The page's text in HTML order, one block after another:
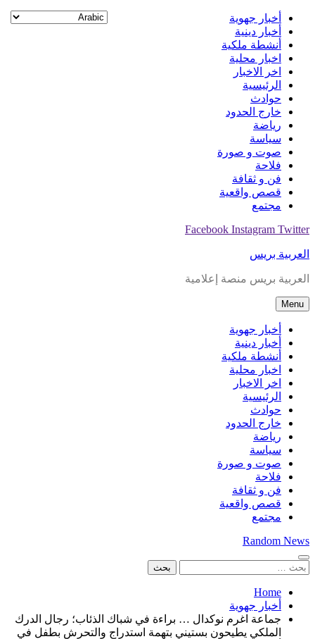
Skip
content
أخبار جهوية
أخبار دينية
أنشطة ملكية
اخبار محلية
اخر الاخبار
الرئيسية
حوادث
خارج الحدود
رياضة
سياسة
صوت و صورة
فلاحة
فن و ثقافة
قصص واقعية
مجتمع
Facebook Instagram Twitter
العربية بريس
العربية بريس منصة إعلامية
Menu
أخبار جهوية
أخبار دينية
أنشطة ملكية
اخبار محلية
اخر الاخبار
الرئيسية
حوادث
خارج الحدود
رياضة
سياسة
صوت و صورة
فلاحة
فن و ثقافة
قصص واقعية
مجتمع
Random News
البحث
Home
أخبار جهوية
جماعة اغرم نوكدال … ​براءة في شباك الذئاب؛ رجال الدرك
الملكي يطيحون بستيني بتهمة استدراج والتحرش بطفل في